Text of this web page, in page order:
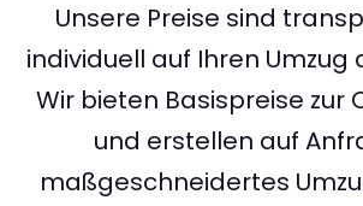
Unsere Preise sind
individuell auf Ihren
Wir bieten Basispreise zur
und erstellen auf
maßgeschneidertes